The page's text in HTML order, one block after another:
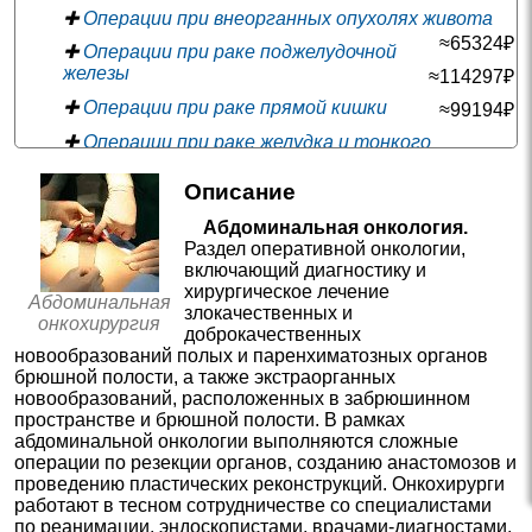
✚Операции при внеорганных опухолях живота
≈65324₽
✚Операции при раке поджелудочной
железы
≈114297₽
✚Операции при раке прямой кишки
≈99194₽
✚Операции при раке желудка и тонкого
✚Удаление пищевода
✚Резекции сигмовидной кишки
≈93616₽
✚Операции при раке печени и желчного пузыря
✚Противоопухолевая терапия
Биопсии в онкологии
✚Консультации в онкологии и гематологии
✚Диагностические операции в онкологии
✚Лимфаденэктомии
≈67793₽
✚Нейроонкология
—
✚Онкодерматология
Абдоминальная
онкохирургия
Описание
Абдоминальная онкология.
Раздел оперативной онкологии,
включающий диагностику и
хирургическое лечение
злокачественных и
доброкачественных
новообразований полых и паренхиматозных органов
брюшной полости, а также экстраорганных
новообразований, расположенных в забрюшинном
пространстве и брюшной полости. В рамках
абдоминальной онкологии выполняются сложные
операции по резекции органов, созданию анастомозов и
проведению пластических реконструкций. Онкохирурги
работают в тесном сотрудничестве со специалистами
по реанимации, эндоскопистами, врачами-диагностами,